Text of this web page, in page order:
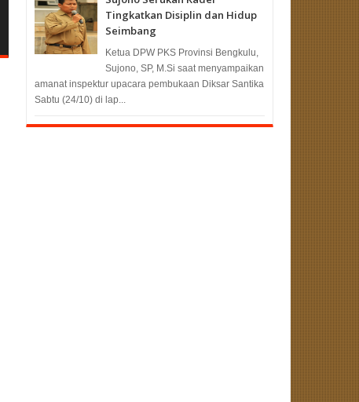
Tingkatkan Disiplin dan Hidup
Seimbang
Ketua DPW PKS Provinsi Bengkulu,
Sujono, SP, M.Si saat menyampaikan
amanat inspektur upacara pembukaan Diksar Santika
Sabtu (24/10) di lap...